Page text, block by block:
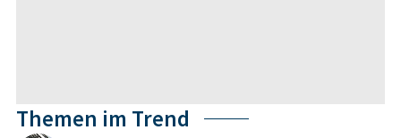
Themen im Trend